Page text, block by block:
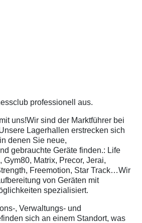
professionell aus.
uns!Wir sind der Marktführer bei
Lagerhallen erstrecken sich
denen Sie neue,
gebrauchte Geräte finden.: Life
Gym80, Matrix, Precor, Jerai,
Freemotion, Star Track…Wir
von Geräten mit
spezialisiert.
, Verwaltungs- und
sich an einem Standort, was